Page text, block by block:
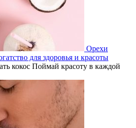
Орехи
для здоровья и красоты
кокос Поймай красоту в каждой